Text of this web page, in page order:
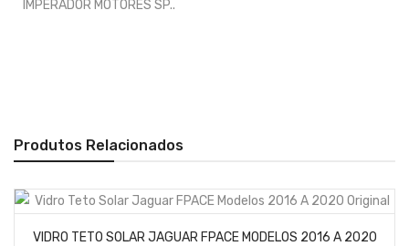
IMPERADOR MOTORES SP..
Produtos Relacionados
VIDRO TETO SOLAR JAGUAR FPACE MODELOS 2016 A 2020